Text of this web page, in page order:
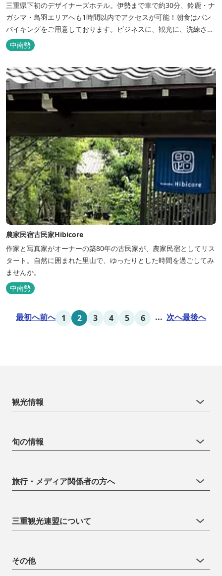
三重県下初のデザイナーズホテル。伊勢まで車で約30分、鈴鹿・ナ
ガシマ・鳥羽エリアへも1時間以内でアクセスが可能！朝食はパン
バイキングをご用意しております。ビジネスに、観光に、洗練され
た空間の中で上質なひとときをお過ごしください。
中南勢
農家民宿古民家Hibicore
作家と写真家がオーナーの築80年の古民家が、農家民宿としてリス
タート。自然に囲まれた里山で、ゆったりとした時間を過ごしてみ
ませんか。
中南勢
最初へ前へ 1 2 3 4 5 6 ... 次へ最後へ
観光情報
旬の情報
旅行・メディア関係者の方へ
三重観光連盟について
その他